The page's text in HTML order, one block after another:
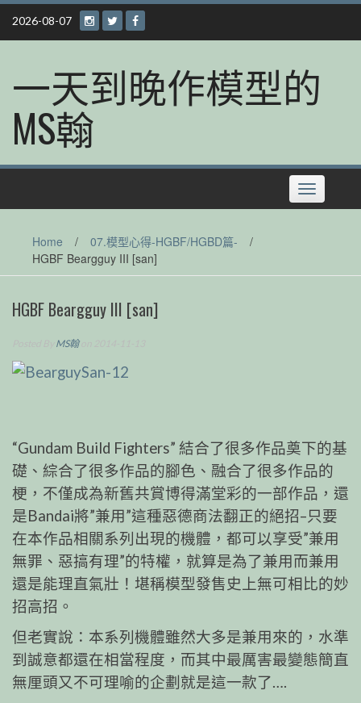
Skip
content
2026-08-07
一天到晚作模型的
MS翰
Toggle
navigation
Home / 07.模型心得-HGBF/HGBD篇-
/
HGBF Beargguy III [san]
HGBF Beargguy III [san]
MS翰on 2014-11-13
“Gundam Build Fighters” 結合了很多作品奠下的基
礎、綜合了很多作品的腳色、融合了很多作品的
梗， 不僅成為新舊共賞博得滿堂彩的一部作品，還
是Bandai將”兼用”這種惡德商法翻正的絕招–只要
在本作品相關系列出現的機體，都可以享受”兼用
無罪、惡搞有理”的特權，就算是為了兼用而兼用
還是能理直氣壯！堪稱模型發售史上無可相比的妙
招高招。
但老實說：本系列機體雖然大多是兼用來的，水準
到誠意都還在相當程度，而其中最厲害最變態簡直
無厘頭又不可理喻的企劃就是這一款了….